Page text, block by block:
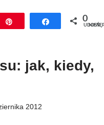
Przypnij Udostępnij
0
UDOSTĘPNIEŃ
jak, kiedy,
2012